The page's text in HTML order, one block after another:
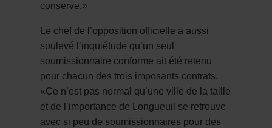
conserve.»
Le chef de l’opposition officielle a aussi
soulevé l’inquiétude qu’un seul
soumissionnaire conforme ait été retenu
pour chacun des trois imposants contrats.
«Ce n’est pas normal qu’une ville de la taille
et de l’importance de Longueuil se retrouve
avec si peu de soumissionnaires pour des